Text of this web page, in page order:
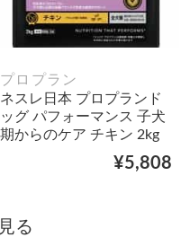
プロプラン
ネスレ日本 プロプランド
ッグ パフォーマンス 子犬
期からのケア チキン 2kg
¥5,808
る